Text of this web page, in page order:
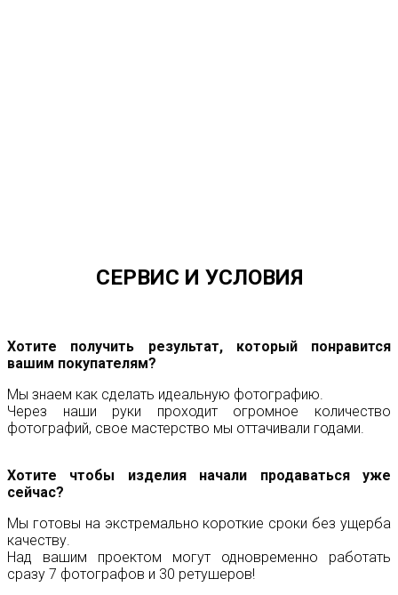
СЕРВИС И УСЛОВИЯ
Хотите получить результат, который понравится
вашим покупателям?
Мы знаем как сделать идеальную фотографию.
Через наши руки проходит огромное количество
фотографий, свое мастерство мы оттачивали годами.
Хотите чтобы изделия начали продаваться уже
сейчас?
Мы готовы на экстремально короткие сроки без ущерба
качеству.
Над вашим проектом могут одновременно работать
сразу 7 фотографов и 30 ретушеров!